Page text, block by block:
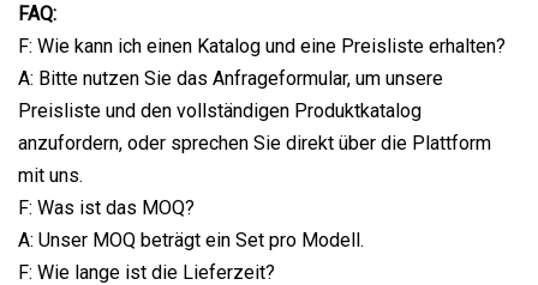
FAQ:
F: Wie kann ich einen Katalog und eine Preisliste erhalten?
A: Bitte nutzen Sie das Anfrageformular, um unsere
Preisliste und den vollständigen Produktkatalog
anzufordern, oder sprechen Sie direkt über die Plattform
mit uns.
F: Was ist das MOQ?
A: Unser MOQ beträgt ein Set pro Modell.
F: Wie lange ist die Lieferzeit?